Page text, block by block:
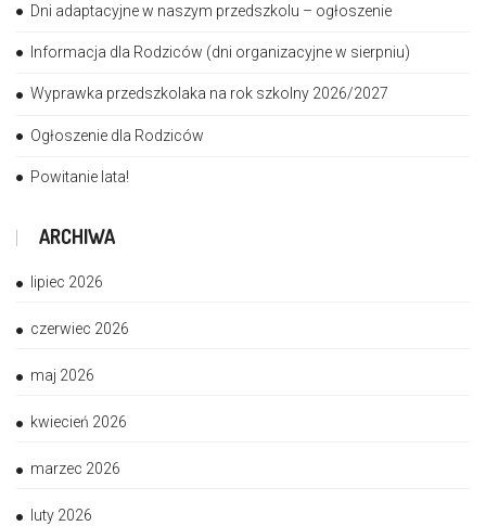
Dni adaptacyjne w naszym przedszkolu – ogłoszenie
Informacja dla Rodziców (dni organizacyjne w sierpniu)
Wyprawka przedszkolaka na rok szkolny 2026/2027
Ogłoszenie dla Rodziców
Powitanie lata!
ARCHIWA
lipiec 2026
czerwiec 2026
maj 2026
kwiecień 2026
marzec 2026
luty 2026